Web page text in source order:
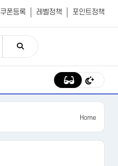
쿠폰등록 레벨정책 포인트정책
Home